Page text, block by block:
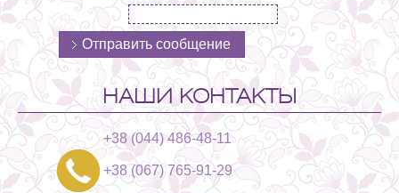
НАШИ КОНТАКТЫ
+38 (044) 486-48-11
+38 (067) 765-91-29